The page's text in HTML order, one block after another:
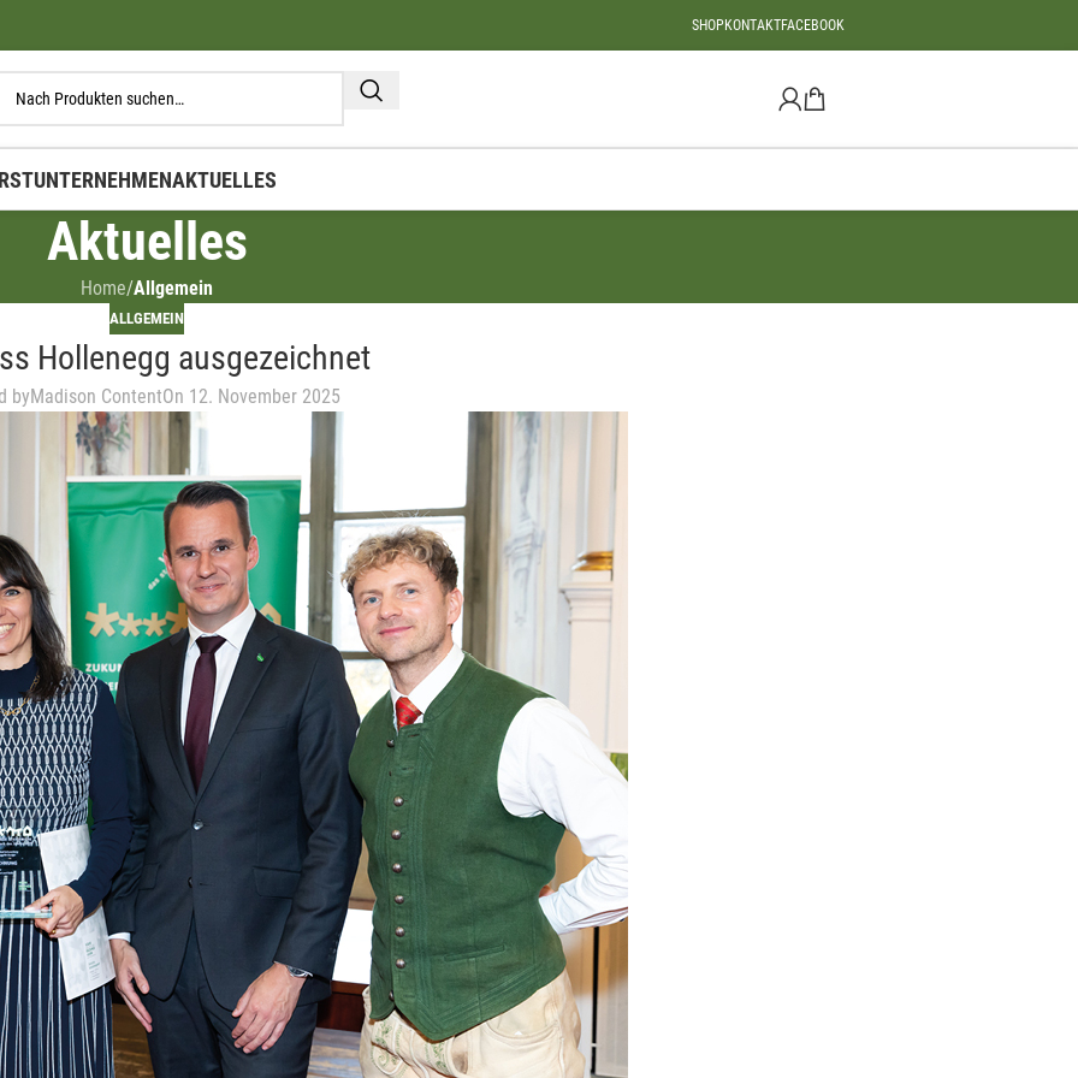
SHOPKONTAKTFACEBOOK
UNTERNEHMENAKTUELLES
Aktuelles
Home/Allgemein
ALLGEMEIN
Hollenegg ausgezeichnet
byMadison ContentOn 12. November 2025